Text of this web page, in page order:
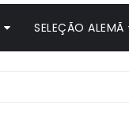
SELEÇÃO ALEMÃ